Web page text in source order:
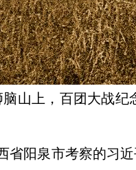
山上，百团大战
省阳泉市考察的习